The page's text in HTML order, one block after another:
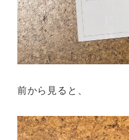
前から見ると、